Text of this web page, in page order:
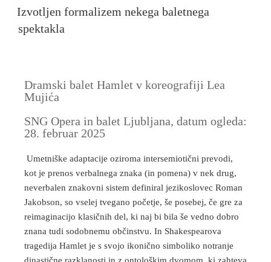
Izvotljen formalizem nekega baletnega
spektakla
Dramski balet Hamlet v koreografiji Lea
Mujića
SNG Opera in balet Ljubljana, datum ogleda:
28. februar 2025
Umetniške adaptacije oziroma intersemiotični prevodi,
kot je prenos verbalnega znaka (in pomena) v nek drug,
neverbalen znakovni sistem definiral jezikoslovec Roman
Jakobson, so vselej tvegano početje, še posebej, če gre za
reimaginacijo klasičnih del, ki naj bi bila še vedno dobro
znana tudi sodobnemu občinstvu. In Shakespearova
tragedija Hamlet je s svojo ikonično simboliko notranje